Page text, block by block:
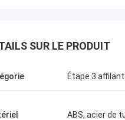
SUR LE PRODUIT
Étape 3
ABS, acier de